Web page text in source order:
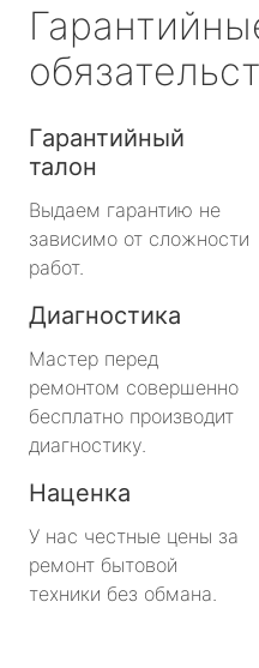
Гарантийный
талон
Выдаем гарантию не
зависимо от сложности
работ.
Диагностика
Мастер перед
ремонтом совершенно
бесплатно производит
диагностику.
Наценка
У нас честные цены за
ремонт бытовой
техники без обмана.